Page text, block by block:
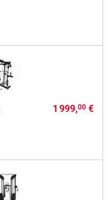
1 999,00€